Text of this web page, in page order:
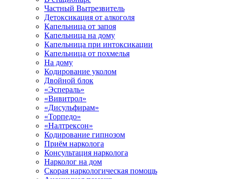
Частный Вытрезвитель
Детоксикация от алкоголя
Капельница от запоя
Капельница на дому
Капельница при интоксикации
Капельница от похмелья
На дому
Кодирование уколом
Двойной блок
«Эспераль»
«Вивитрол»
«Дисульфирам»
«Торпедо»
«Налтрексон»
Кодирование гипнозом
Приём нарколога
Консультация нарколога
Нарколог на дом
Скорая наркологическая помощь